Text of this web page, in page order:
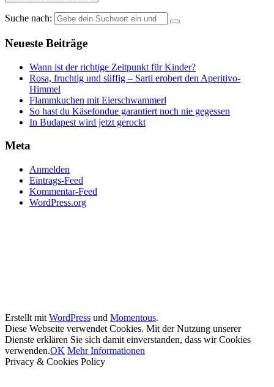
Suche nach:
Neueste Beiträge
Wann ist der richtige Zeitpunkt für Kinder?
Rosa, fruchtig und süffig – Sarti erobert den Aperitivo-
Himmel
Flammkuchen mit Eierschwammerl
So hast du Käsefondue garantiert noch nie gegessen
In Budapest wird jetzt gerockt
Meta
Anmelden
Eintrags-Feed
Kommentar-Feed
WordPress.org
Erstellt mit WordPress und Momentous.
Diese Webseite verwendet Cookies. Mit der Nutzung unserer
Dienste erklären Sie sich damit einverstanden, dass wir Cookies
verwenden.OK Mehr Informationen
Privacy & Cookies Policy